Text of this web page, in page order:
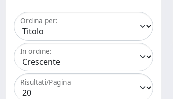
Ordina per:
In ordine:
Risultati/Pagina